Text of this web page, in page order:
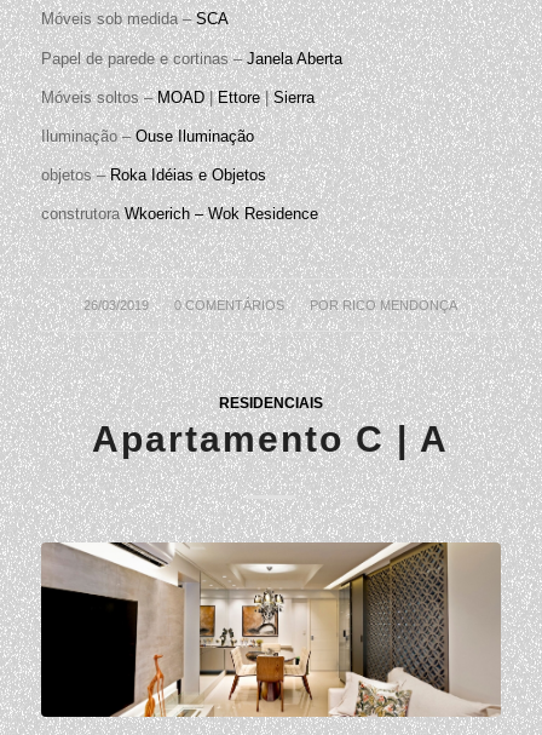
Móveis sob medida –SCA
Papel de parede e cortinas –Janela Aberta
Móveis soltos –MOAD|Ettore|Sierra
Iluminação –Ouse Iluminação
objetos –Roka Idéias e Objetos
construtoraWkoerich – Wok Residence
26/03/2019
/ 0 COMENTÁRIOS
/ PORRICO MENDONÇA
RESIDENCIAIS
Apartamento C | A